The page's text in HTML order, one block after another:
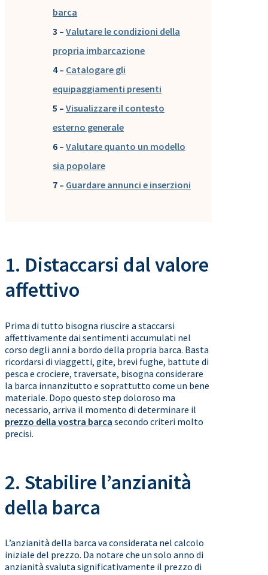
barca
3 – Valutare le condizioni della
propria imbarcazione
4 – Catalogare gli
equipaggiamenti presenti
5 – Visualizzare il contesto
esterno generale
6 – Valutare quanto un modello
sia popolare
7 – Guardare annunci e inserzioni
1. Distaccarsi dal valore
affettivo
Prima di tutto bisogna riuscire a staccarsi
affettivamente dai sentimenti accumulati nel
corso degli anni a bordo della propria barca. Basta
ricordarsi di viaggetti, gite, brevi fughe, battute di
pesca e crociere, traversate, bisogna considerare
la barca innanzitutto e soprattutto come un bene
materiale. Dopo questo step doloroso ma
necessario, arriva il momento di determinare il
prezzo della vostra barca ​ secondo criteri molto
precisi.
2. Stabilire l’anzianità
della barca
L’anzianità della barca va considerata nel calcolo
iniziale del prezzo. Da notare che un solo anno di
anzianità svaluta significativamente il prezzo di